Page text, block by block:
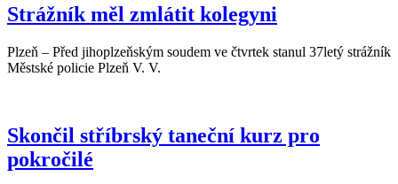
Strážník měl zmlátit kolegyni
Plzeň – Před jihoplzeňským soudem ve čtvrtek stanul 37letý strážník
Městské policie Plzeň V. V.
Skončil stříbrský taneční kurz pro
pokročilé